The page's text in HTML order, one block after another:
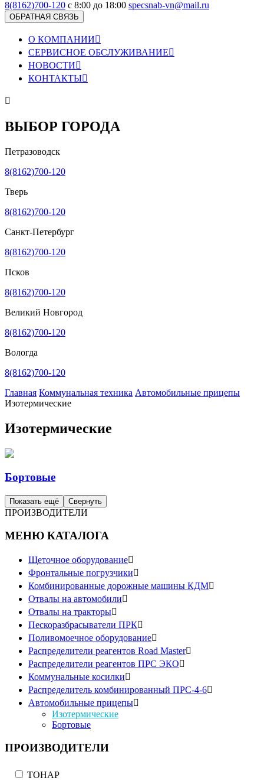
8(8162)700-120 с 8:00 до 18:00 specsnab-vn@mail.ru
ОБРАТНАЯ СВЯЗЬ
О КОМПАНИИ
СЕРВИСНОЕ ОБСЛУЖИВАНИЕ
НОВОСТИ
КОНТАКТЫ

ВЫБОР ГОРОДА
Петразоводск
8(8162)700-120
Тверь
8(8162)700-120
Санкт-Петербург
8(8162)700-120
Псков
8(8162)700-120
Великий Новгород
8(8162)700-120
Вологда
8(8162)700-120
Главная Коммунальная техника Автомобильные прицепы
Изотермические
Изотермические
Бортовые
Показать ещё Свернуть
ПРОИЗВОДИТЕЛИ
МЕНЮ КАТАЛОГА
Щеточное оборудование
Фронтальные погрузчики
Комбинированные дорожные машины КДМ
Отвалы на автомобили
Отвалы на тракторы
Пескоразбрасыватели ПРК
Поливомоечное оборудование
Распределители реагентов Road Master
Распределители реагентов ПРС ЭКО
Коммунальные косилки
Распределитель комбинированный ПРС-4-6
Автомобильные прицепы
Изотермические
Бортовые
ПРОИЗВОДИТЕЛИ
ТОНАР